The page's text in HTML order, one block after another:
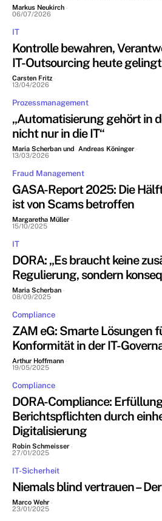
Markus Neukirch -
06/07/2026
IT
Kontrolle bewahren,
IT-Outsourcing heute gelingt
Carsten Fritz -
13/04/2026
Prozessmanagement
„Automatisierung gehört in
nicht nur in die IT“
Maria Scherban und Andreas Köninger -
13/03/2026
Fraud Management
GASA-Report 2025: Die
ist von Scams betroffen
Margaretha Müller -
15/10/2025
IT
DORA: „Es braucht keine
Regulierung, sondern
Maria Scherban -
08/09/2025
Compliance
ZAM eG: Smarte Lösungen
Konformität in der IT-
Arthur Hoffmann -
19/05/2025
Compliance
DORA-Compliance:
Berichtspflichten durch
Digitalisierung
Robin Schmeisser -
27/01/2025
IT-Sicherheit
Niemals blind vertrauen –
Marco Wehr -
23/01/2025